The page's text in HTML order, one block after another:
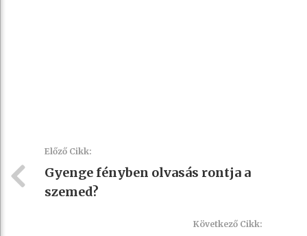
Előző Cikk:
Gyenge fényben olvasás rontja a
szemed?
Következő Cikk: